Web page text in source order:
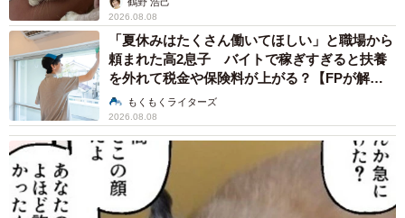
2026.08.08
「夏休みはたくさん働いてほしい」と職場から
頼まれた高2息子 バイトで稼ぎすぎると扶養
を外れて税金や保険料が上がる？【FPが解
説】もくもくライターズ
2026.08.08